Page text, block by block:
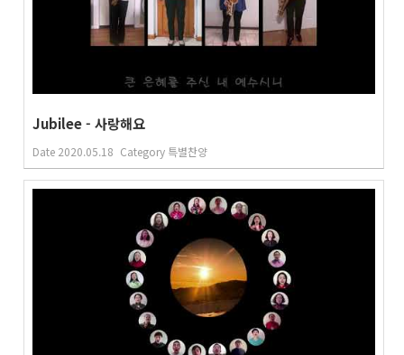
Jubilee - 사랑해요
Date 2020.05.18 Category 특별찬양